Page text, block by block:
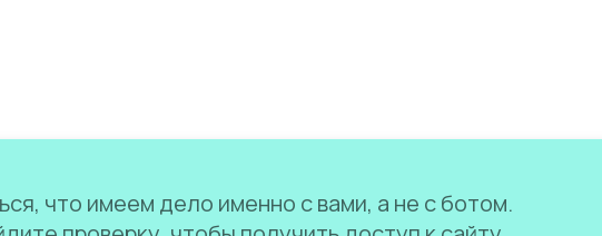
что имеем дело именно с вами, а не с ботом.